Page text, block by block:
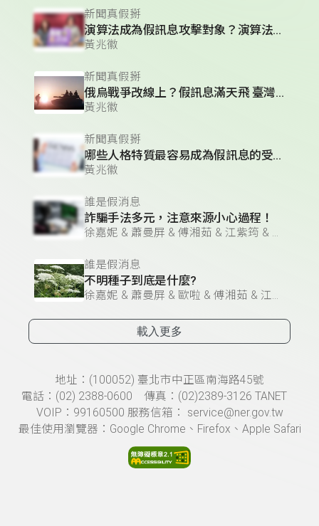
新聞真假掰
演算法成為假訊息攻擊對象？演算法的三大運作邏輯？
黃兆徽
新聞真假掰
俄烏戰爭改線上？假訊息滿天飛 臺灣人必須看懂的「資訊戰」
黃兆徽
新聞真假掰
哪些人格特質最容易成為假訊息的受害者？如何破解資訊戰的陰謀!
黃兆徽
誰是假消息
詐騙手法多元，注意來源小心過程！
徐嘉妮 & 蕭曼屏 & 傅湘茹 & 江紫筠 & 歐啦
誰是假消息
不明種子到底是什麼?
徐嘉妮 & 蕭曼屏 & 歐啦 & 傅湘茹 & 江紫筠
載入更多
頁尾資訊地址：(100052) 臺北市中正區南海路45號
電話：(02) 2388-0600 傳真：(02)2389-3126 TANET
VOIP：99160500 服務信箱： service@ner.gov.tw
最佳使用瀏覽器：Google Chrome、Firefox、Apple Safari